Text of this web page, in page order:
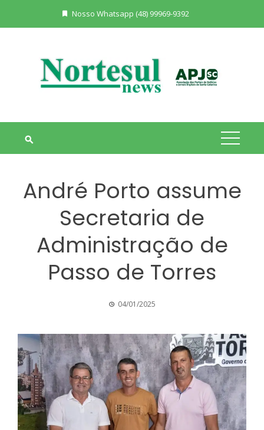
Nosso Whatsapp (48) 99969-9392
André Porto assume
Secretaria de
Administração de
Passo de Torres
04/01/2025